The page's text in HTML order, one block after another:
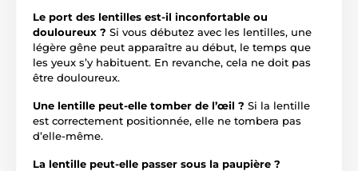
Le port des lentilles est-il inconfortable ou
douloureux ? Si vous débutez avec les lentilles, une
légère gêne peut apparaître au début, le temps que
les yeux s’y habituent. En revanche, cela ne doit pas
être douloureux.
Une lentille peut-elle tomber de l’œil ? Si la lentille
est correctement positionnée, elle ne tombera pas
d’elle-même.
La lentille peut-elle passer sous la paupière ?